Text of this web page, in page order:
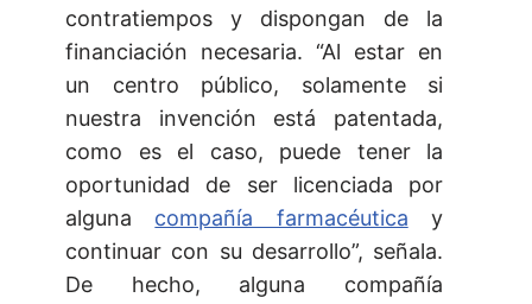
contratiempos y dispongan de la
financiación necesaria. “Al estar en
un centro público, solamente si
nuestra invención está patentada,
como es el caso, puede tener la
oportunidad de ser licenciada por
alguna compañía farmacéutica y
continuar con su desarrollo”, señala.
De hecho, alguna compañía